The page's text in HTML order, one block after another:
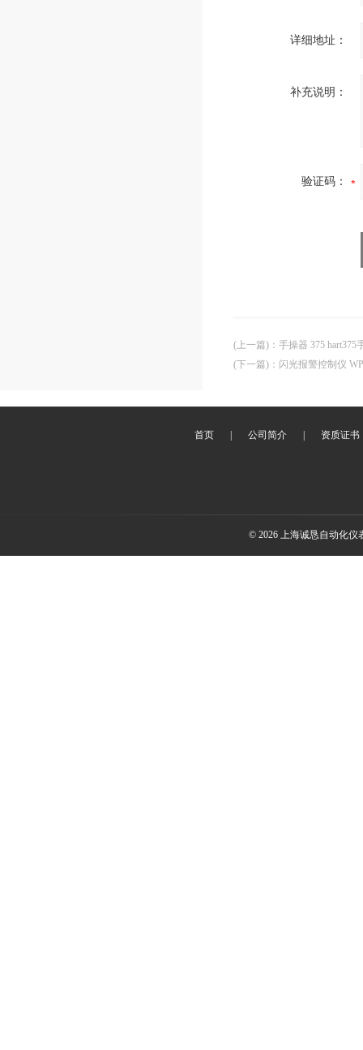
详细地址：
补充说明：
验证码：
(上一篇) ： 手操器 375 hart375
(下一篇) ： 闪光报警控制仪
首页 公司简介 资质证书
© 2026 上海诚恳自动化仪